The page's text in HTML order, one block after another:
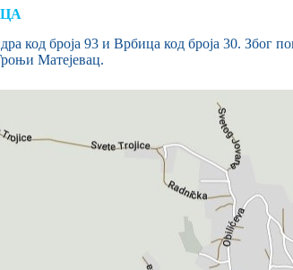
броја 93 и Врбица код броја 30. Због
Матејевац.